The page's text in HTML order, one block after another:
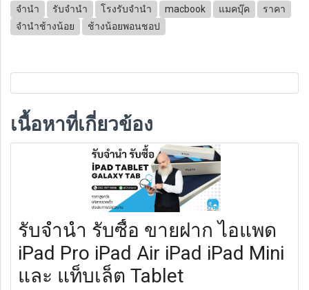
จำนำ รับจำนำ โรงรับจำนำ macbook แมคบุ๊ค
ราคา
จำนำช้างน้อย
ช้างน้อยพอนชอป
เนื้อหาที่เกี่ยวข้อง
รับจำนำ รับซื้อ ขายฝาก ไอแพด
iPad Pro iPad Air iPad iPad Mini
และ แท็บเล็ต Tablet